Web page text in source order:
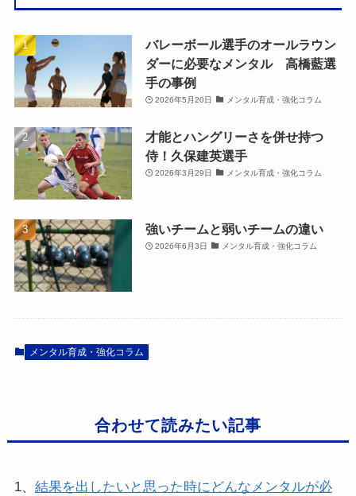
バレーボール選手のオールラウン
ダーに必要なメンタル 高橋藍選
手の事例
2026年5月20日 メンタル育成・強化コラム
才能とハングリーさを併せ持つ
侍！久保建英選手
2026年3月29日 メンタル育成・強化コラム
強いチームと弱いチームの違い
2026年6月3日 メンタル育成・強化コラム
メンタル育成・強化コラム
合わせて読みたい記事
1、 結果を出したいと思った時にどんなメンタルが必